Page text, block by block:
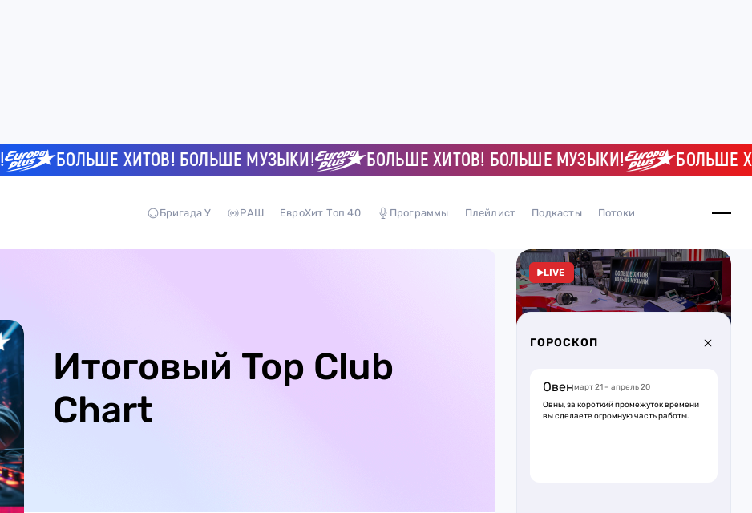
БОЛЬШЕ ХИТОВ! БОЛЬШЕ МУЗЫКИ! БОЛЬШЕ ХИТОВ! БОЛЬШЕ МУЗЫКИ! БОЛЬШЕ
Бригада У РАШ ЕвроХит Топ 40 Программы Плейлист Подкасты Потоки
Итоговый Top Club
Chart
LIVE
ГОРОСКОП
Овенмарт 21 – апрель 20
Овны, за короткий промежуток времени
вы сделаете огромную часть работы.